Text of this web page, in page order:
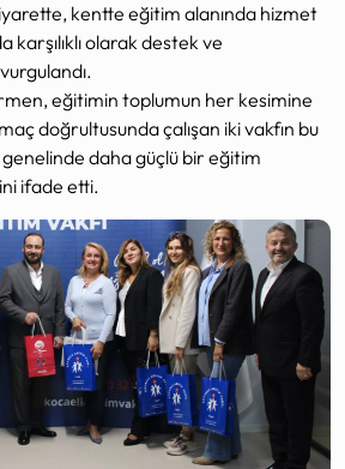
kentte eğitim alanında hizmet
karşılıklı olarak destek ve
eğitimin toplumun her kesimine
doğrultusunda çalışan iki vakfın bu
daha güçlü bir eğitim
ifade etti.